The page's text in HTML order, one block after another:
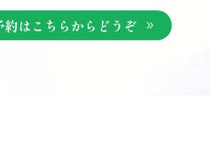
約はこちらからどうぞ